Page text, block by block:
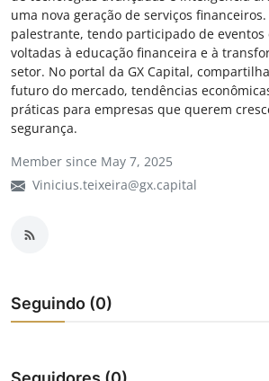
Câmbio
Crédito Empresarial
Newsletter
Radar Econômico
Sobre
GX explica
Seguro de Vida
uma nova geração de serviços
palestrante, tendo participado de eventos
voltadas à educação financeira e à
setor. No portal da GX Capital,
futuro do mercado, tendências
práticas para empresas que querem
segurança.
Member since May 7, 2025
Vinicius.teixeira@gx.capital
Seguindo (0)